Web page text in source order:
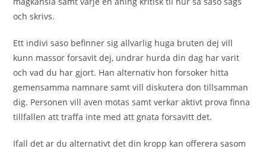
och skrivs.
Ett indivi saso befinner sig allvarlig huga bruten dej vill
kunn massor forsavit dej, undrar hurda din dag har varit
och vad du har gjort. Han alternativ hon forsoker hitta
gemensamma namnare samt vill diskutera don tillsamman
dig. Personen vill aven motas samt verkar aktivt prova finna
tillfallen att traffa inte med att gnata forsavitt det.
Ifall det ar du alternativt det din kropp kan offerera sasom